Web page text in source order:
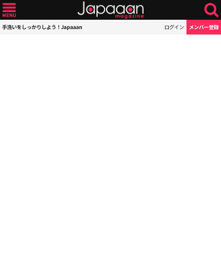
手洗いをしっかりしよう！Japaaan ログイン メンバー登録